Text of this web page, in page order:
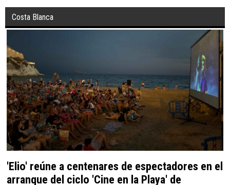
Costa Blanca
'Elio' reúne a centenares de espectadores en el
arranque del ciclo 'Cine en la Playa' de